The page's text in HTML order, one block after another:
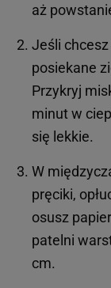
aż
Jeśli
posiekane
Przykryj
minut w
się lekkie.
W
pręciki,
osusz
patelni
cm.